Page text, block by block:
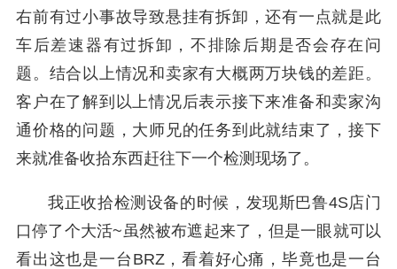
右前有过小事故导致悬挂有拆卸，还有一点就是此
车后差速器有过拆卸，不排除后期是否会存在问
题。结合以上情况和卖家有大概两万块钱的差距。
客户在了解到以上情况后表示接下来准备和卖家沟
通价格的问题，大师兄的任务到此就结束了，接下
来就准备收拾东西赶往下一个检测现场了。
我正收拾检测设备的时候，发现斯巴鲁4S店门
口停了个大活~虽然被布遮起来了，但是一眼就可以
看出这也是一台BRZ，看着好心痛，毕竟也是一台